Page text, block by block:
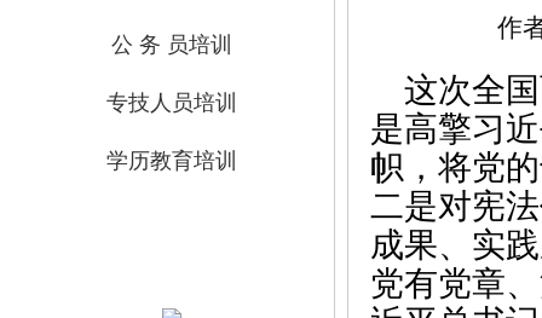
公 务 员培训
专技人员培训
学历教育培训
作
这次全国
是高擎习
帜，将党
二是对宪
成果、实
党有党章